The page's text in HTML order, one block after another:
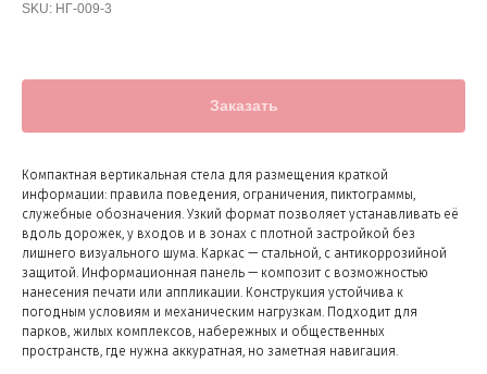
SKU: НГ-009-3
Заказать
Компактная вертикальная стела для размещения краткой
информации: правила поведения, ограничения, пиктограммы,
служебные обозначения. Узкий формат позволяет устанавливать её
вдоль дорожек, у входов и в зонах с плотной застройкой без
лишнего визуального шума. Каркас — стальной, с антикоррозийной
защитой. Информационная панель — композит с возможностью
нанесения печати или аппликации. Конструкция устойчива к
погодным условиям и механическим нагрузкам. Подходит для
парков, жилых комплексов, набережных и общественных
пространств, где нужна аккуратная, но заметная навигация.